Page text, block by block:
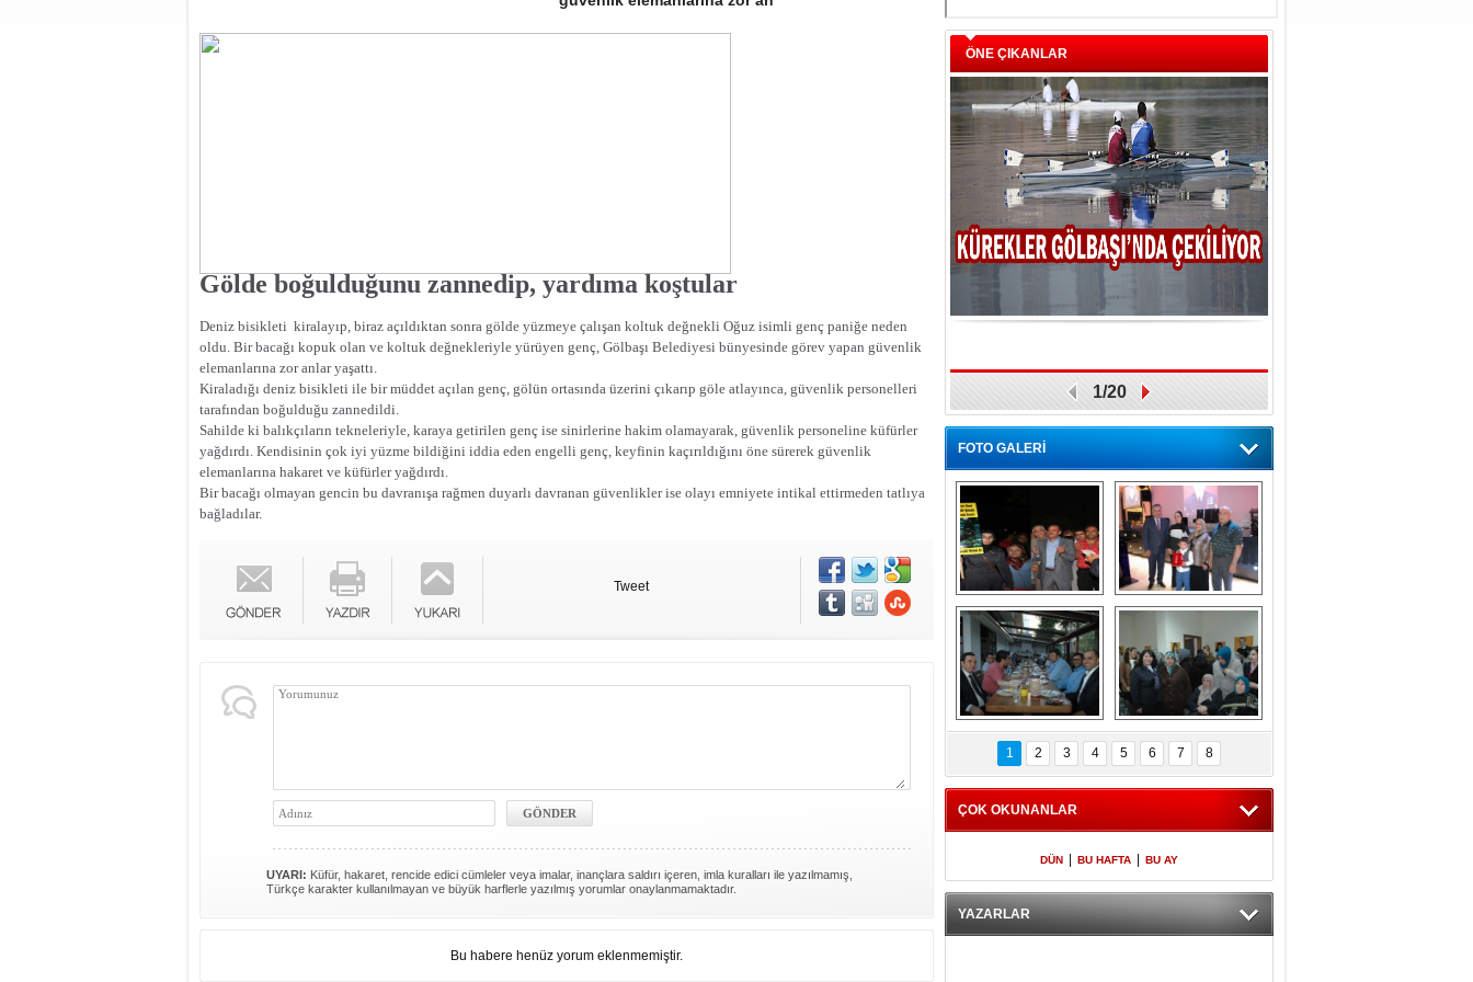
Gölde boğulduğunu zannedip, yardıma koştular
Deniz bisikleti kiralayıp, biraz açıldıktan sonra gölde yüzmeye çalışan koltuk değnekli Oğuz isimli genç paniğe neden
oldu. Bir bacağı kopuk olan ve koltuk değnekleriyle yürüyen genç, Gölbaşı Belediyesi bünyesinde görev yapan güvenlik
elemanlarına zor anlar yaşattı.
Kiraladığı deniz bisikleti ile bir müddet açılan genç, gölün ortasında üzerini çıkarıp göle atlayınca, güvenlik personelleri
tarafından boğulduğu zannedildi.
Sahilde ki balıkçıların tekneleriyle, karaya getirilen genç ise sinirlerine hakim olamayarak, güvenlik personeline küfürler
yağdırdı. Kendisinin çok iyi yüzme bildiğini iddia eden engelli genç, keyfinin kaçırıldığını öne sürerek güvenlik
elemanlarına hakaret ve küfürler yağdırdı.
Bir bacağı olmayan gencin bu davranışa rağmen duyarlı davranan güvenlikler ise olayı emniyete intikal ettirmeden tatlıya
bağladılar.
Tweet
UYARI: Küfür, hakaret, rencide edici cümleler veya imalar, inançlara saldırı içeren, imla kuralları ile yazılmamış,
Türkçe karakter kullanılmayan ve büyük harflerle yazılmış yorumlar onaylanmamaktadır.
Bu habere henüz yorum eklenmemiştir.
ÖNE ÇIKANLAR
1/20
FOTO GALERİ
Gölbaşı GAZZE
İÇİN YÜRÜDÜ
Kaymakamlıktan
iftar yemeği
Kaymakamlıktan
iftar yemeği
NERGÜL
YILDIRIM SEÇİM
BÜROSUNU AÇTI
1 2 3 4 5 6 7 8
ÇOK OKUNANLAR
DÜN BU HAFTA BU AY
YAZARLAR